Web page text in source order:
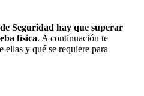
Seguridad hay que superar
física. A continuación te
ellas y qué se requiere para